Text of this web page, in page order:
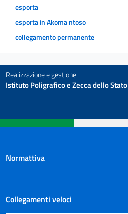
esporta
esporta in Akoma ntoso
collegamento permanente
Realizzazione e gestione
Istituto Poligrafico e Zecca dello Stato
Normattiva
Collegamenti veloci